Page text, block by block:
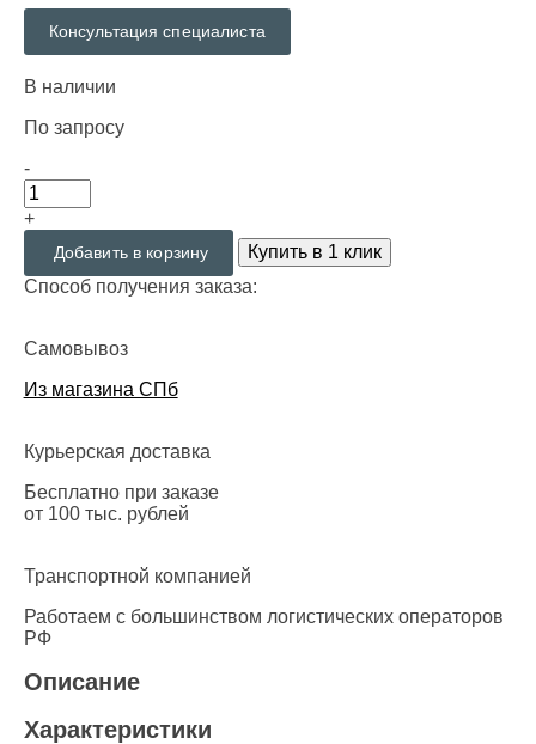
Консультация специалиста
В наличии
По запросу
-
+
Добавить в корзину
Купить в 1 клик
Способ получения заказа:
Самовывоз
Из магазина СПб
Курьерская доставка
Бесплатно при заказе
от 100 тыс. рублей
Транспортной компанией
Работаем с большинством логистических операторов
РФ
Описание
Характеристики